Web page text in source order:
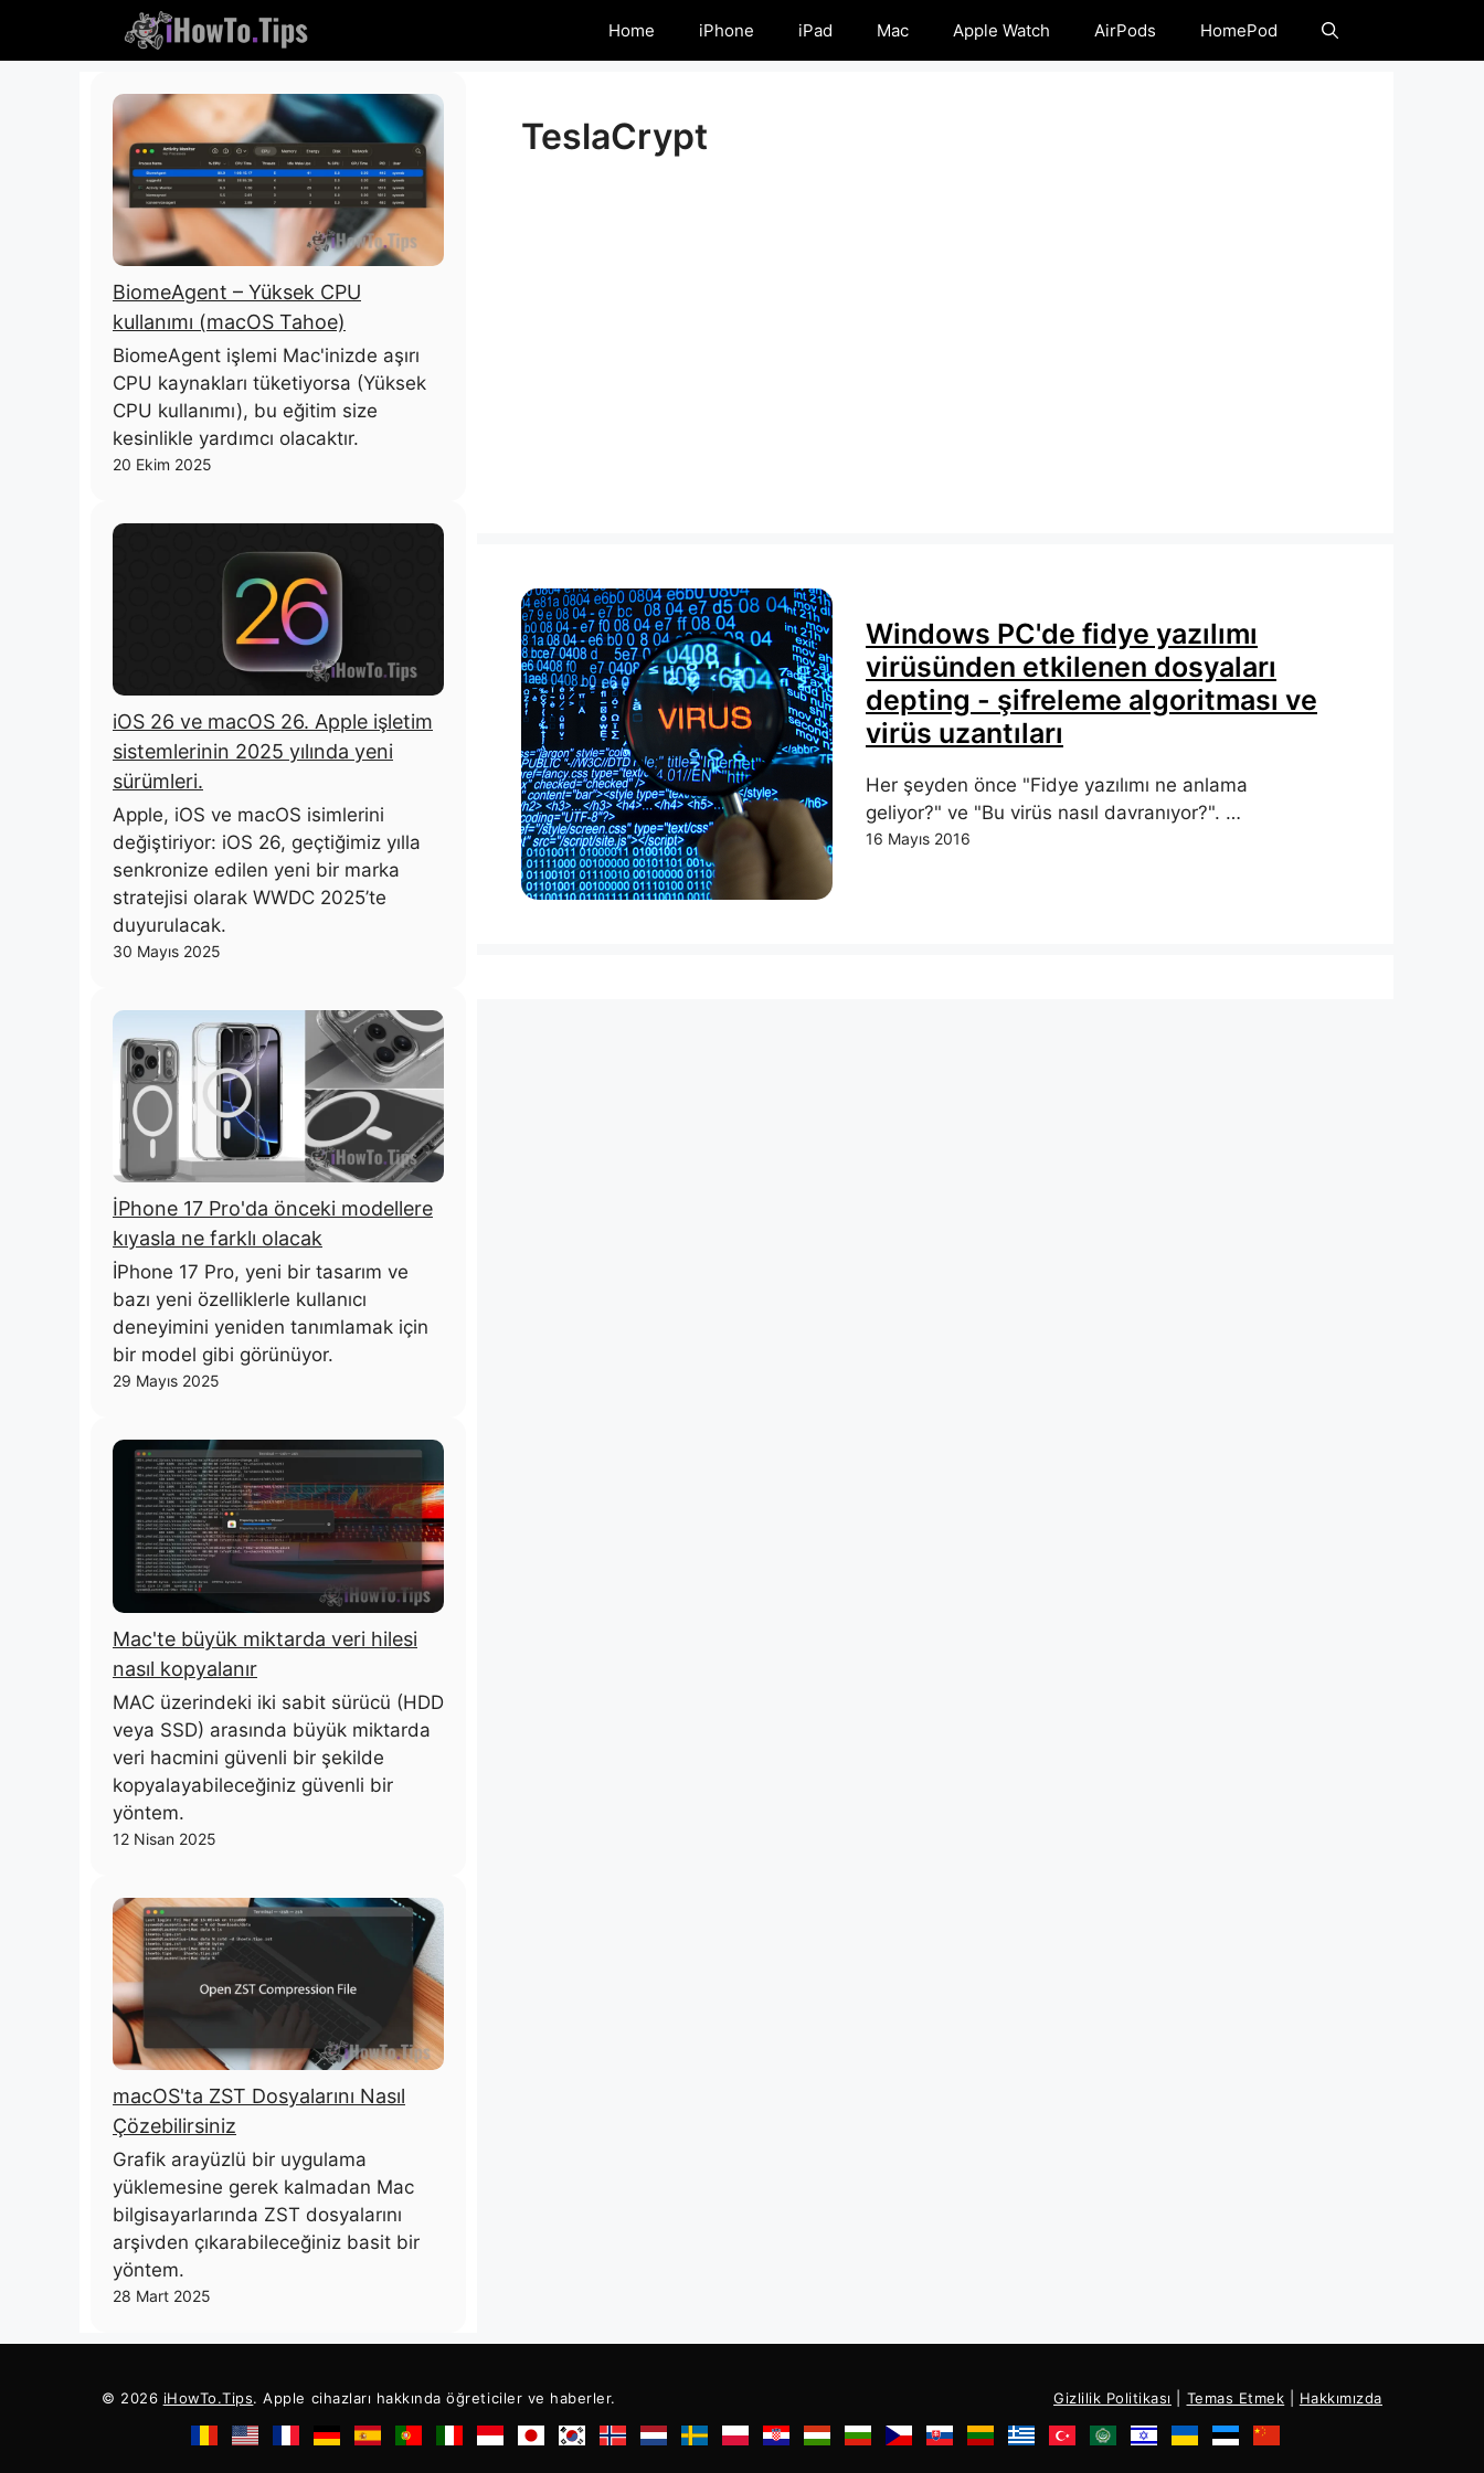
Home iPhone iPad Mac Apple Watch AirPods HomePod
TeslaCrypt
Windows PC'de fidye yazılımı
virüsünden etkilenen dosyaları
depting - şifreleme algoritması ve
virüs uzantıları
Her şeyden önce "Fidye yazılımı ne anlama
geliyor?" ve "Bu virüs nasıl davranıyor?". …
16 Mayıs 2016
BiomeAgent – ​​Yüksek CPU
kullanımı (macOS Tahoe)
BiomeAgent işlemi Mac'inizde aşırı
CPU kaynakları tüketiyorsa (Yüksek
CPU kullanımı), bu eğitim size
kesinlikle yardımcı olacaktır.
20 Ekim 2025
iOS 26 ve macOS 26. Apple işletim
sistemlerinin 2025 yılında yeni
sürümleri.
Apple, iOS ve macOS isimlerini
değiştiriyor: iOS 26, geçtiğimiz yılla
senkronize edilen yeni bir marka
stratejisi olarak WWDC 2025’te
duyurulacak.
30 Mayıs 2025
İPhone 17 Pro'da önceki modellere
kıyasla ne farklı olacak
İPhone 17 Pro, yeni bir tasarım ve
bazı yeni özelliklerle kullanıcı
deneyimini yeniden tanımlamak için
bir model gibi görünüyor.
29 Mayıs 2025
Mac'te büyük miktarda veri hilesi
nasıl kopyalanır
MAC üzerindeki iki sabit sürücü (HDD
veya SSD) arasında büyük miktarda
veri hacmini güvenli bir şekilde
kopyalayabileceğiniz güvenli bir
yöntem.
12 Nisan 2025
macOS'ta ZST Dosyalarını Nasıl
Çözebilirsiniz
Grafik arayüzlü bir uygulama
yüklemesine gerek kalmadan Mac
bilgisayarlarında ZST dosyalarını
arşivden çıkarabileceğiniz basit bir
yöntem.
28 Mart 2025
© 2026 iHowTo.Tips. Apple cihazları hakkında öğreticiler ve haberler. Gizlilik Politikası Temas Etmek Hakkımızda